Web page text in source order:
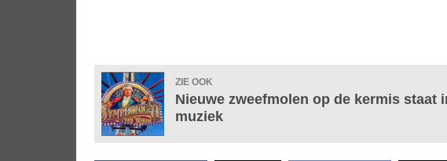
ZIE OOK
Nieuwe zweefmolen op de kermis staat
muziek